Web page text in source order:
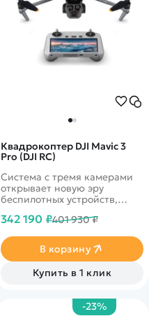
Квадрокоптер DJI Mavic 3
Pro (DJI RC)
Система с тремя камерами
открывает новую эру
беспилотных устройств,
объективы с разным
видео 30 кадров в секунду.
Дальность полета 15 км с
передачей онлайн видео
1080p. 46 минут в полете.
препятствий по всем
342 190 ₽401 930 ₽
В корзину
Купить в 1 клик
-23%